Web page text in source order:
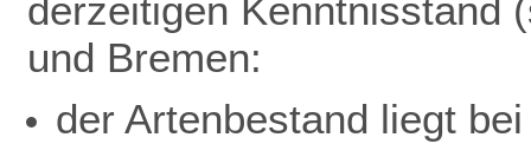
derzeitigen Kenntnisstand
und Bremen:
der Artenbestand liegt